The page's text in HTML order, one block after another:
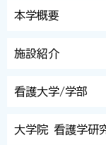
本学概要
施設紹介
看護大学/学部
大学院 看護学研